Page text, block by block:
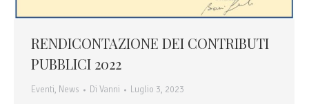
RENDICONTAZIONE DEI CONTRIBUTI
PUBBLICI 2022
Eventi, News Di Vanni Luglio 3, 2023